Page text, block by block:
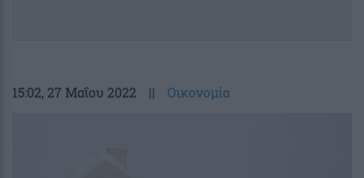
15:02, 27 Μαΐου 2022 || Οικονομία